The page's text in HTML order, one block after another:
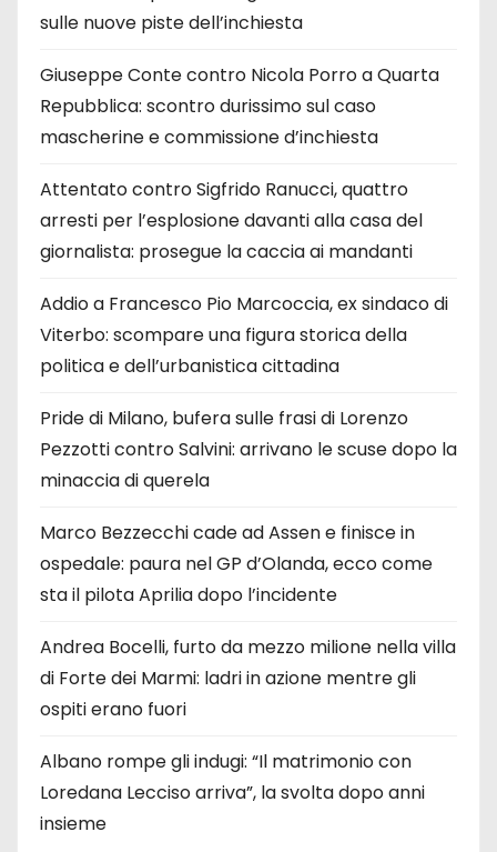
sulle nuove piste dell’inchiesta
Giuseppe Conte contro Nicola Porro a Quarta
Repubblica: scontro durissimo sul caso
mascherine e commissione d’inchiesta
Attentato contro Sigfrido Ranucci, quattro
arresti per l’esplosione davanti alla casa del
giornalista: prosegue la caccia ai mandanti
Addio a Francesco Pio Marcoccia, ex sindaco di
Viterbo: scompare una figura storica della
politica e dell’urbanistica cittadina
Pride di Milano, bufera sulle frasi di Lorenzo
Pezzotti contro Salvini: arrivano le scuse dopo la
minaccia di querela
Marco Bezzecchi cade ad Assen e finisce in
ospedale: paura nel GP d’Olanda, ecco come
sta il pilota Aprilia dopo l’incidente
Andrea Bocelli, furto da mezzo milione nella villa
di Forte dei Marmi: ladri in azione mentre gli
ospiti erano fuori
Albano rompe gli indugi: “Il matrimonio con
Loredana Lecciso arriva”, la svolta dopo anni
insieme